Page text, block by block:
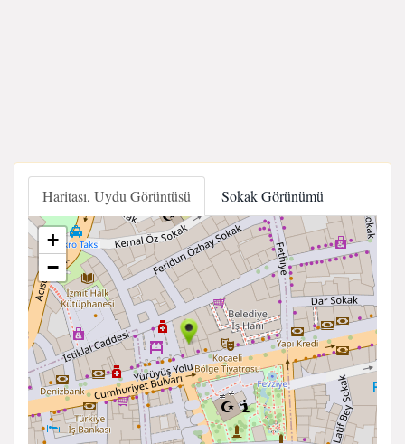
Haritası, Uydu Görüntüsü Sokak Görünümü
+
−